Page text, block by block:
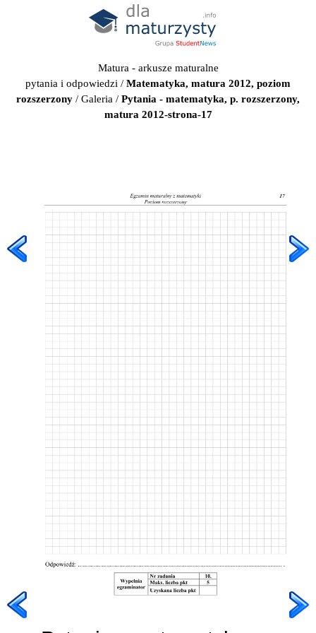
Matura - arkusze maturalne
pytania i odpowiedzi / Matematyka, matura 2012, poziom
rozszerzony / Galeria / Pytania - matematyka, p. rozszerzony,
matura 2012-strona-17